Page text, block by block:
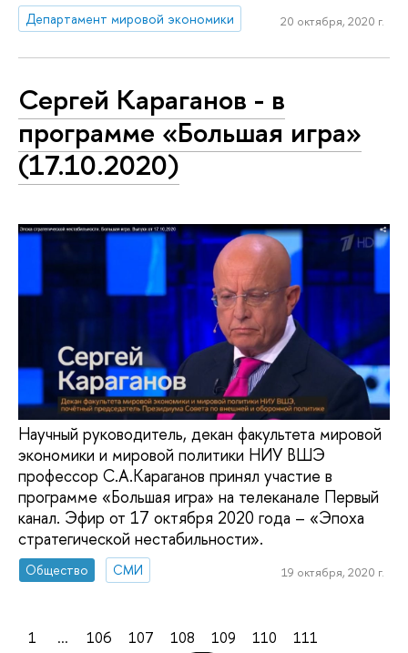
Департамент мировой экономики
20 октября, 2020 г.
Сергей Караганов - в
программе «Большая игра»
(17.10.2020)
Научный руководитель, декан факультета мировой
экономики и мировой политики НИУ ВШЭ
профессор С.А.Караганов принял участие в
программе «Большая игра» на телеканале Первый
канал. Эфир от 17 октября 2020 года – «Эпоха
стратегической нестабильности».
Общество СМИ 19 октября, 2020 г.
1 ... 106 107 108 109 110
111